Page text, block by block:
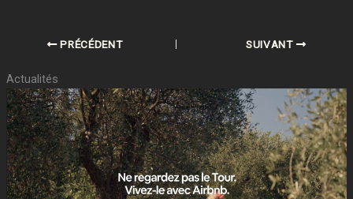
PRÉCÉDENT SUIVANT
Actualités